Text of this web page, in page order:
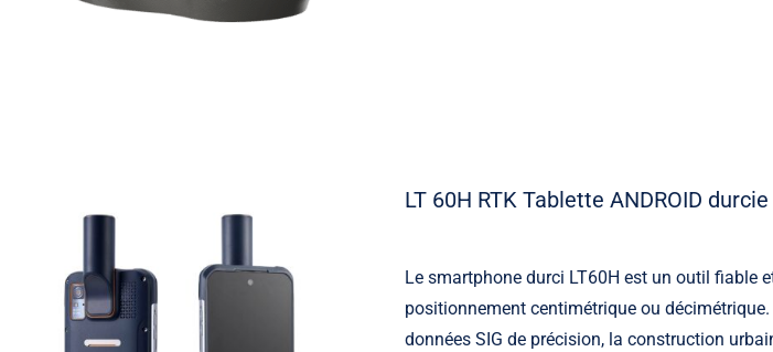
LT 60H RTK Tablette ANDROID
Le smartphone durci LT60H est un outil fiable
positionnement centimétrique ou
données SIG de précision, la construction